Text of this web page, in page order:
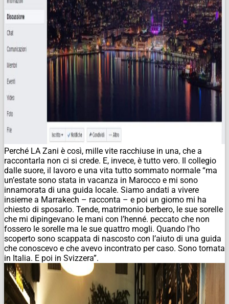
Perché LA Zani è così, mille vite racchiuse in una, che a
raccontarla non ci si crede. E, invece, è tutto vero. Il collegio
dalle suore, il lavoro e una vita tutto sommato normale “ma
un’estate sono stata in vacanza in Marocco e mi sono
innamorata di una guida locale. Siamo andati a vivere
insieme a Marrakech – racconta – e poi un giorno mi ha
chiesto di sposarlo. Tende, matrimonio berbero, le sue sorelle
che mi dipingevano le mani con l’henné. peccato che non
fossero le sorelle ma le sue quattro mogli. Quando l’ho
scoperto sono scappata di nascosto con l’aiuto di una guida
che conoscevo e che avevo incontrato per caso. Sono tornata
in Italia. E poi in Svizzera”.